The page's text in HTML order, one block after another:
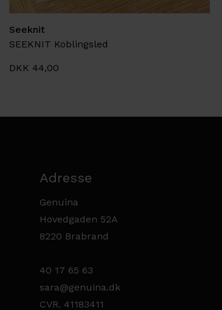
Seeknit
SEEKNIT Koblingsled
DKK 44,00
Adresse
Genuina
Hovedgaden 52A
8220 Brabrand
40 17 65 63
sara@genuina.dk
CVR. 41183411